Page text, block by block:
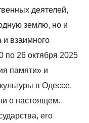
деятелей,
землю, но и
и взаимного
по 26 октября 2025
памяти» и
в Одессе.
о настоящем.
его